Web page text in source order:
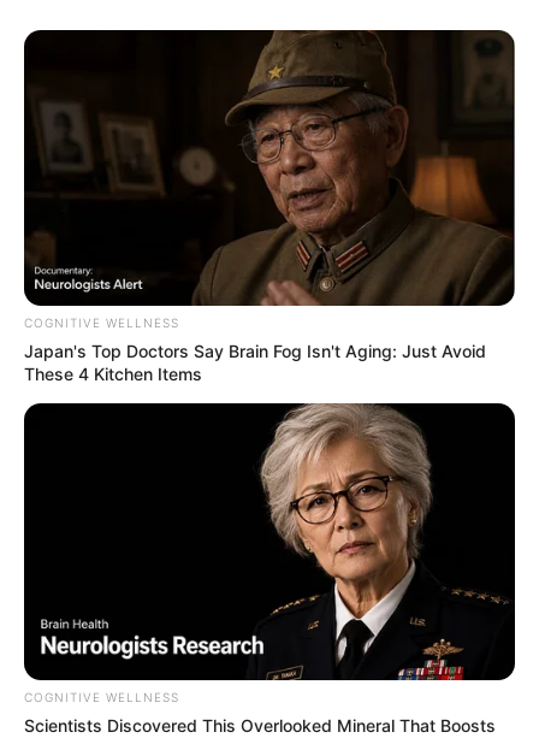
(foto: guff)
5. Kalau ini adalah wanita paling bertato di dunia
versi Guinness dengan 95% tubuh tertutupi tato
(foto: guff)
6. Etienne Dumont adalah salah satu kritikus seni di
Swiss yang memiliki penampilan nyentrik implan
dengan tanduk dan lubang pada daun telinga serta
dagu
COGNITIVE WELLNESS
Japan's Top Doctors Say Bra​in Fo​g Isn't Aging: Just Avoid
These 4 Kitchen Items
COGNITIVE WELLNESS
Scientists Discovered This Overlooked Mineral That Boosts